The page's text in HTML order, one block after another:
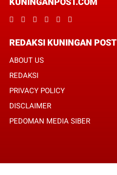
REDAKSI KUNINGAN POST
ABOUT US
REDAKSI
PRIVACY POLICY
DISCLAIMER
PEDOMAN MEDIA SIBER